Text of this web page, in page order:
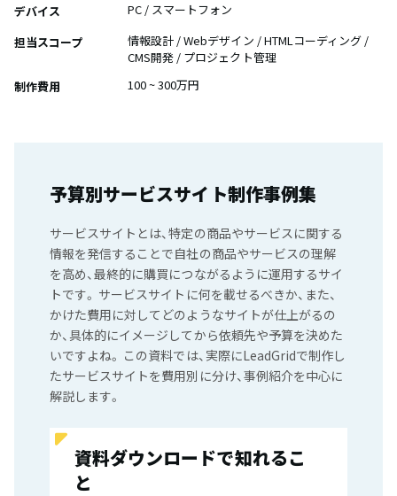
デバイス
PC / スマートフォン
担当スコープ
情報設計 / Webデザイン / HTMLコーディング /
CMS開発 / プロジェクト管理
制作費用
100 ~ 300万円
予算別サービスサイト制作事例集
サービスサイトとは、特定の商品やサービスに関する
情報を発信することで自社の商品やサービスの理解
を高め、最終的に購買につながるように運用するサイ
トです。 サービスサイトに何を載せるべきか、また、
かけた費用に対してどのようなサイトが仕上がるの
か、具体的にイメージしてから依頼先や予算を決めた
いですよね。 この資料では、実際にLeadGridで制作し
たサービスサイトを費用別に分け、事例紹介を中心に
解説します。
資料ダウンロードで知れるこ
と